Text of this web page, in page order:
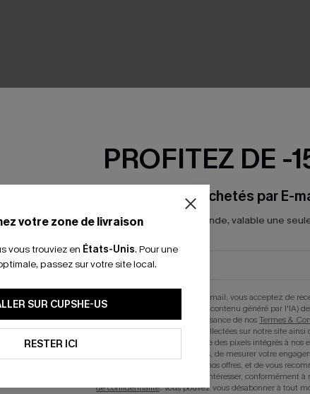
votre zone de livraison
vous trouviez en États-Unis. Pour une
passez sur votre site local.
SUR CUPSHE-US
RESTER ICI
PROFITEZ DE -
-15% dès 2 Achetés par E-
*Un code par commande, valable une
En soumettant votre adresse e-mail, vous acceptez de
mails marketing (y compris du contenu généré par l'IA)
reconnaissez avoir pris connaissance de nosTermes &
pouvons utiliser les données collectées sur notre site ainsi
technologies de suivi, telles que des pixels intégrés à nos
savoir si ceux-ci ont été ouverts, de mesurer votre
personnaliser nos contenus et nos offres, et de vous
produits susceptibles de vous intéresser, conformément à
de confidentialité. Vous pouvez vous désabonner à tout